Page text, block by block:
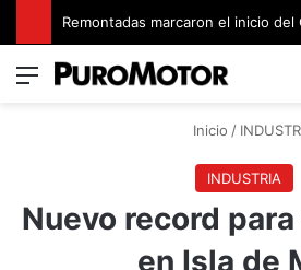
Menú
Inicio /
INDUSTRIA
Nuevo record para
en Isla de